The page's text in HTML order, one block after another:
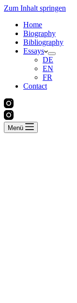
Zum Inhalt springen
Home
Biography
Bibliography
Essays
DE
EN
FR
Contact
Menü